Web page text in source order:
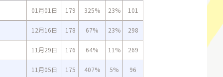
01月01日 179 325% 23% 101
12月16日 178 67% 23% 298
11月29日 176 64% 11% 269
11月05日 175 407% 5% 96